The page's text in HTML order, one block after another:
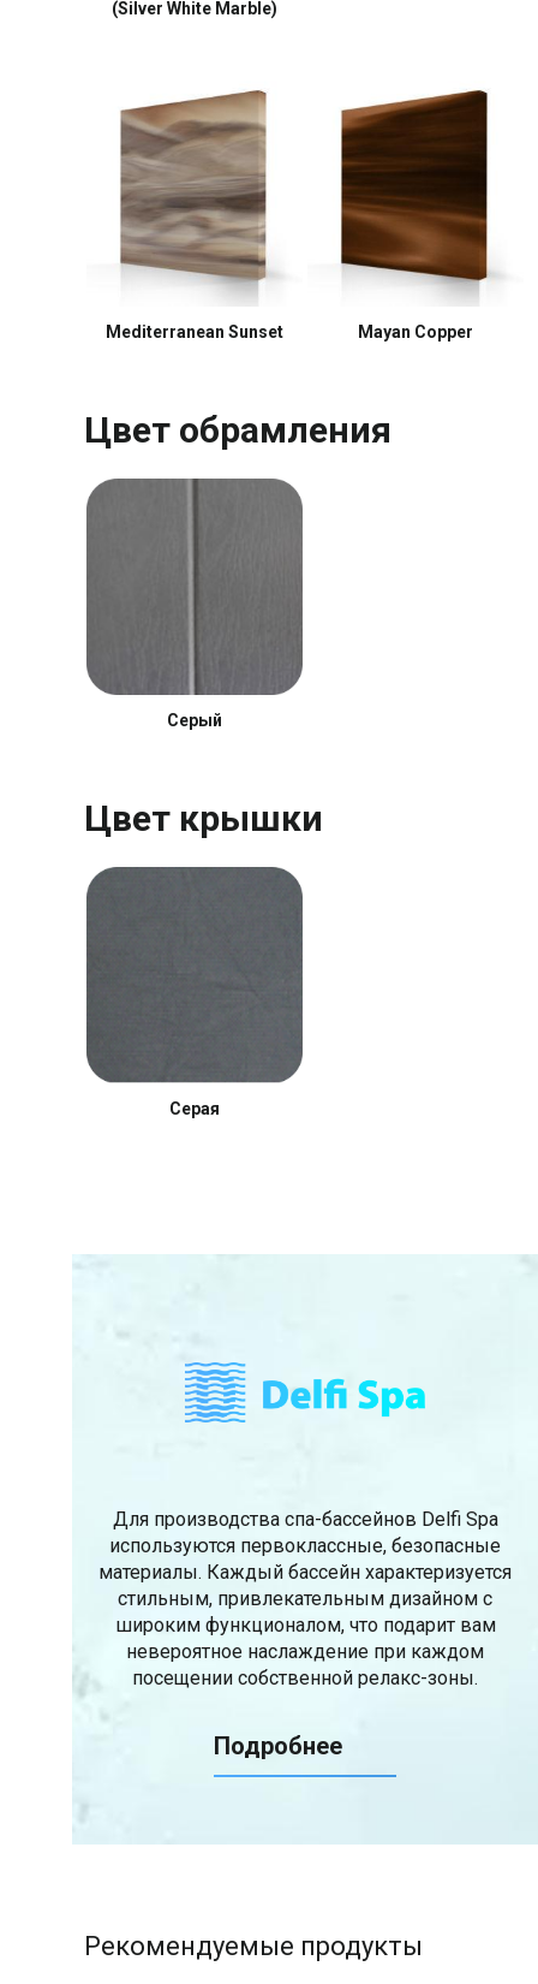
(Silver White Marble)
Mediterranean Sunset Mayan Copper
Цвет обрамления
Серый
Цвет крышки
Серая
Для производства спа-бассейнов Delfi Spa
используются первоклассные, безопасные
материалы. Каждый бассейн характеризуется
стильным, привлекательным дизайном с
широким функционалом, что подарит вам
невероятное наслаждение при каждом
посещении собственной релакс-зоны.
Подробнее
Рекомендуемые продукты